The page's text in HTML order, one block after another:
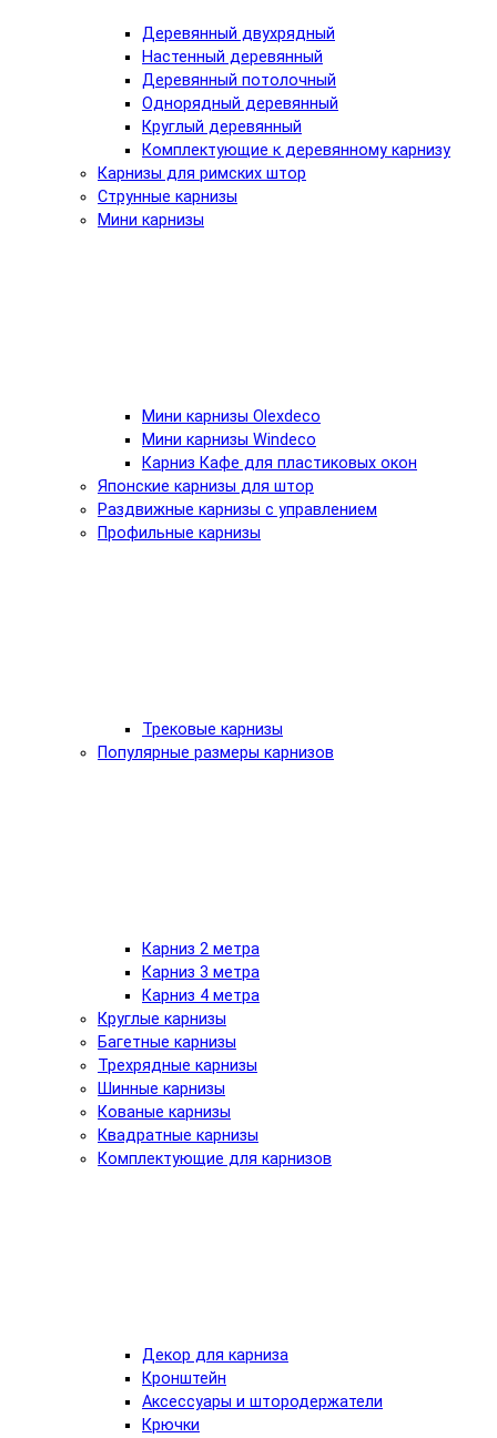
Деревянный двухрядный
Настенный деревянный
Деревянный потолочный
Однорядный деревянный
Круглый деревянный
Комплектующие к деревянному карнизу
Карнизы для римских штор
Струнные карнизы
Мини карнизы
Мини карнизы Olexdeco
Мини карнизы Windeco
Карниз Кафе для пластиковых окон
Японские карнизы для штор
Раздвижные карнизы с управлением
Профильные карнизы
Трековые карнизы
Популярные размеры карнизов
Карниз 2 метра
Карниз 3 метра
Карниз 4 метра
Круглые карнизы
Багетные карнизы
Трехрядные карнизы
Шинные карнизы
Кованые карнизы
Квадратные карнизы
Комплектующие для карнизов
Декор для карниза
Кронштейн
Аксессуары и штородержатели
Крючки